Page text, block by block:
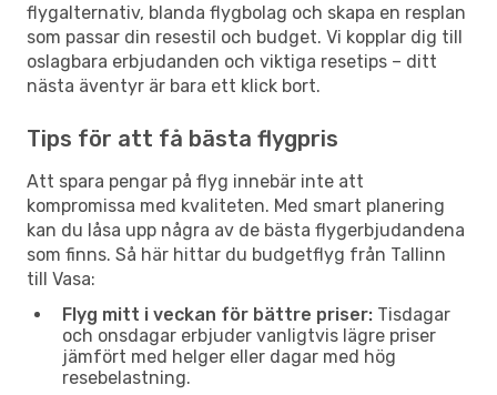
flygalternativ, blanda flygbolag och skapa en resplan
som passar din resestil och budget. Vi kopplar dig till
oslagbara erbjudanden och viktiga resetips – ditt
nästa äventyr är bara ett klick bort.
Tips för att få bästa flygpris
Att spara pengar på flyg innebär inte att
kompromissa med kvaliteten. Med smart planering
kan du låsa upp några av de bästa flygerbjudandena
som finns. Så här hittar du budgetflyg från Tallinn
till Vasa:
Flyg mitt i veckan för bättre priser: Tisdagar
och onsdagar erbjuder vanligtvis lägre priser
jämfört med helger eller dagar med hög
resebelastning.